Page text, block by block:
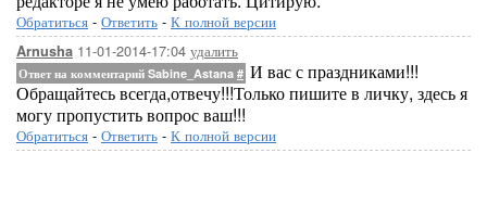
Обратиться - Ответить - К полной версии
Arnusha 11-01-2014-17:04 удалить
Ответ на комментарий Sabine_Astana # И вас с праздниками!!!
Обращайтесь всегда,отвечу!!!Только пишите в личку, здесь я
могу пропустить вопрос ваш!!!
Обратиться - Ответить - К полной версии